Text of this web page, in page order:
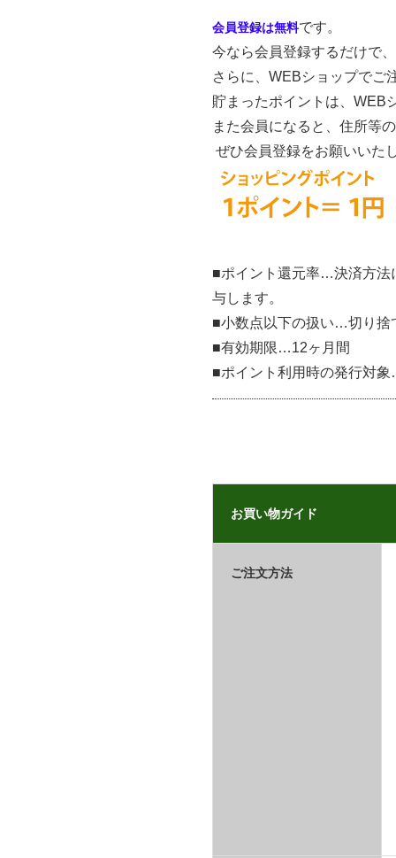
会員登録は無料です。
今なら会員登録するだけで、
さらに、WEBショップでご
貯まったポイントは、WEB
また会員になると、住所等
ぜひ会員登録をお願いいた
■ポイント還元率…決済方法
与します。
■小数点以下の扱い…切り捨
■有効期限…12ヶ月間
■ポイント利用時の発行対
お買い物ガイド
ご注文方法